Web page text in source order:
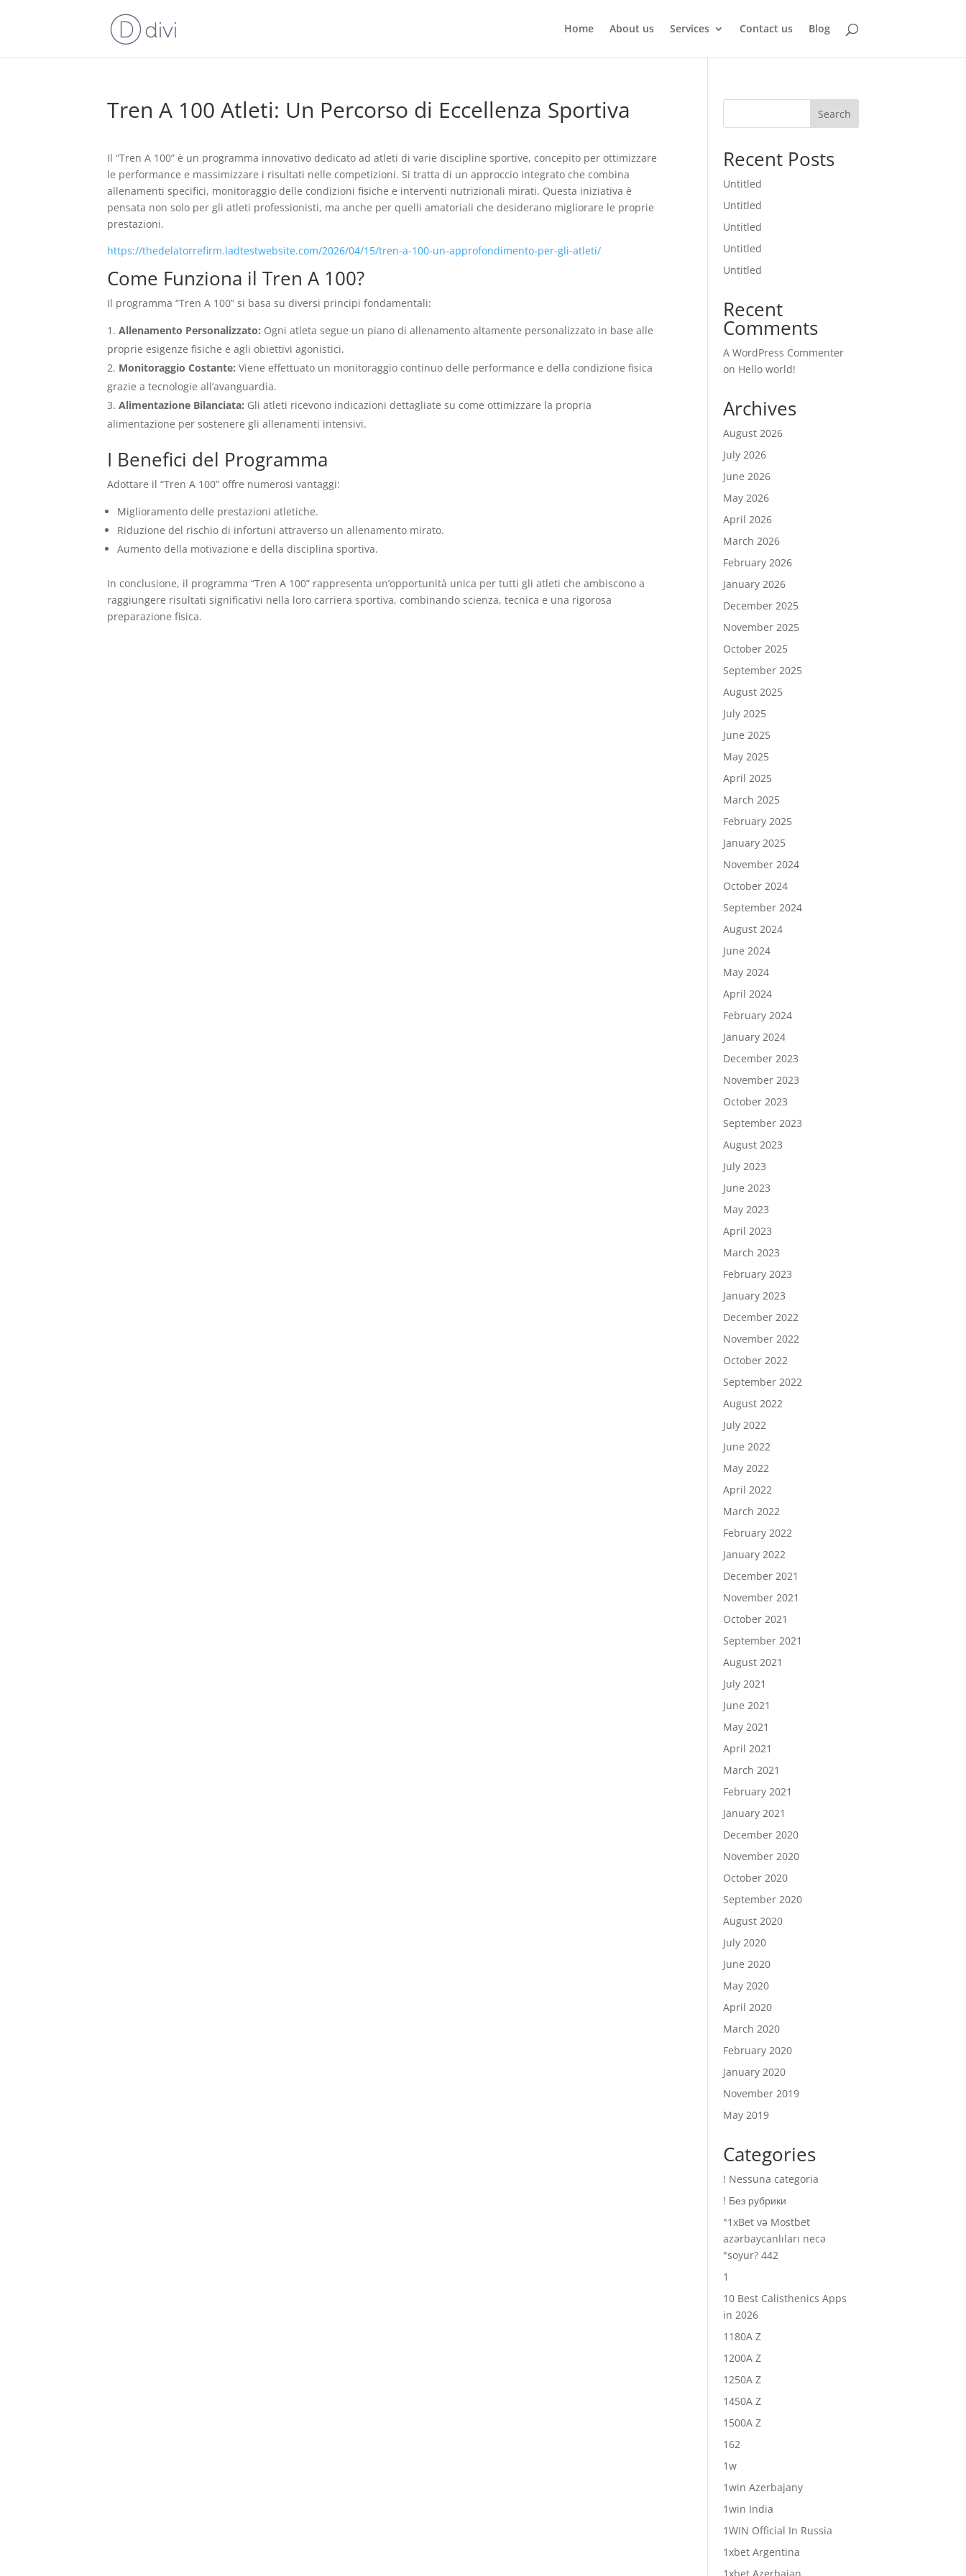
Home About us Services Contact us Blog
Tren A 100 Atleti: Un Percorso di Eccellenza Sportiva
Il “Tren A 100” è un programma innovativo dedicato ad atleti di varie discipline sportive, concepito per ottimizzare
le performance e massimizzare i risultati nelle competizioni. Si tratta di un approccio integrato che combina
allenamenti specifici, monitoraggio delle condizioni fisiche e interventi nutrizionali mirati. Questa iniziativa è
pensata non solo per gli atleti professionisti, ma anche per quelli amatoriali che desiderano migliorare le proprie
prestazioni.
https://thedelatorrefirm.ladtestwebsite.com/2026/04/15/tren-a-100-un-approfondimento-per-gli-atleti/
Come Funziona il Tren A 100?
Il programma “Tren A 100” si basa su diversi principi fondamentali:
Allenamento Personalizzato: Ogni atleta segue un piano di allenamento altamente personalizzato in base alle
proprie esigenze fisiche e agli obiettivi agonistici.
Monitoraggio Costante: Viene effettuato un monitoraggio continuo delle performance e della condizione fisica
grazie a tecnologie all’avanguardia.
Alimentazione Bilanciata: Gli atleti ricevono indicazioni dettagliate su come ottimizzare la propria
alimentazione per sostenere gli allenamenti intensivi.
I Benefici del Programma
Adottare il “Tren A 100” offre numerosi vantaggi:
Miglioramento delle prestazioni atletiche.
Riduzione del rischio di infortuni attraverso un allenamento mirato.
Aumento della motivazione e della disciplina sportiva.
In conclusione, il programma “Tren A 100” rappresenta un’opportunità unica per tutti gli atleti che ambiscono a
raggiungere risultati significativi nella loro carriera sportiva, combinando scienza, tecnica e una rigorosa
preparazione fisica.
Search
Recent Posts
Untitled
Untitled
Untitled
Untitled
Untitled
Recent
Comments
A WordPress Commenter
on Hello world!
Archives
August 2026
July 2026
June 2026
May 2026
April 2026
March 2026
February 2026
January 2026
December 2025
November 2025
October 2025
September 2025
August 2025
July 2025
June 2025
May 2025
April 2025
March 2025
February 2025
January 2025
November 2024
October 2024
September 2024
August 2024
June 2024
May 2024
April 2024
February 2024
January 2024
December 2023
November 2023
October 2023
September 2023
August 2023
July 2023
June 2023
May 2023
April 2023
March 2023
February 2023
January 2023
December 2022
November 2022
October 2022
September 2022
August 2022
July 2022
June 2022
May 2022
April 2022
March 2022
February 2022
January 2022
December 2021
November 2021
October 2021
September 2021
August 2021
July 2021
June 2021
May 2021
April 2021
March 2021
February 2021
January 2021
December 2020
November 2020
October 2020
September 2020
August 2020
July 2020
June 2020
May 2020
April 2020
March 2020
February 2020
January 2020
November 2019
May 2019
Categories
! Nessuna categoria
! Без рубрики
"1xBet və Mostbet
azərbaycanlıları necə
"soyur? 442
1
10 Best Calisthenics Apps
in 2026
1180A Z
1200A Z
1250A Z
1450A Z
1500A Z
162
1w
1win Azerbajany
1win India
1WIN Official In Russia
1xbet Argentina